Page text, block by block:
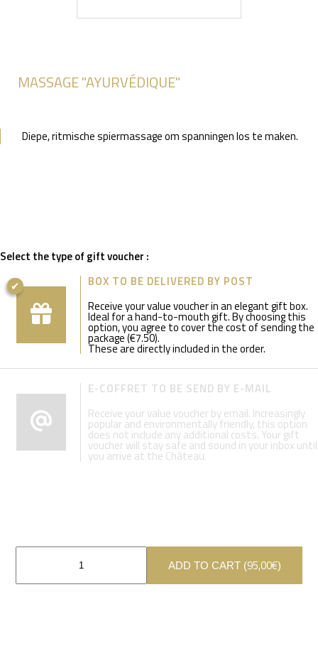
MASSAGE "AYURVÉDIQUE"
Diepe, ritmische spiermassage om spanningen los te maken.
Select the type of gift voucher :
BOX TO BE DELIVERED BY POST
Receive your value voucher in an elegant gift box.
Ideal for a hand-to-mouth gift. By choosing this
option, you agree to cover the cost of sending the
package (€7.50).
These are directly included in the order.
E-COFFRET TO BE SEND BY E-MAIL
Receive your value voucher by email. Increasingly
popular and environmentally friendly, this option
does not include any additional costs. Your gift
voucher will stay safe and sound in your inbox until
you arrive at the Château.
ADD TO CART (95,00€)